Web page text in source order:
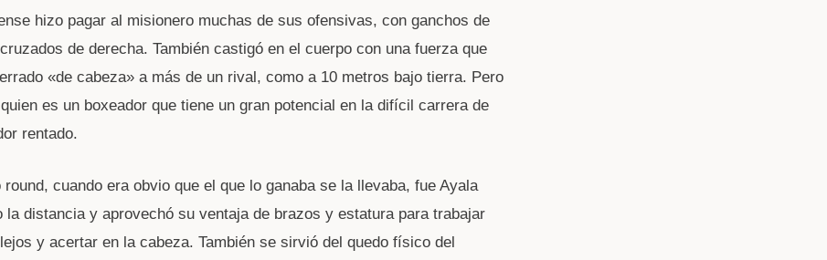
hizo pagar al misionero muchas de sus ofensivas, con ganchos de
de derecha. También castigó en el cuerpo con una fuerza que
«de cabeza» a más de un rival, como a 10 metros bajo tierra. Pero
es un boxeador que tiene un gran potencial en la difícil carrera de
rentado.
round, cuando era obvio que el que lo ganaba se la llevaba, fue Ayala
la distancia y aprovechó su ventaja de brazos y estatura para trabajar
y acertar en la cabeza. También se sirvió del quedo físico del